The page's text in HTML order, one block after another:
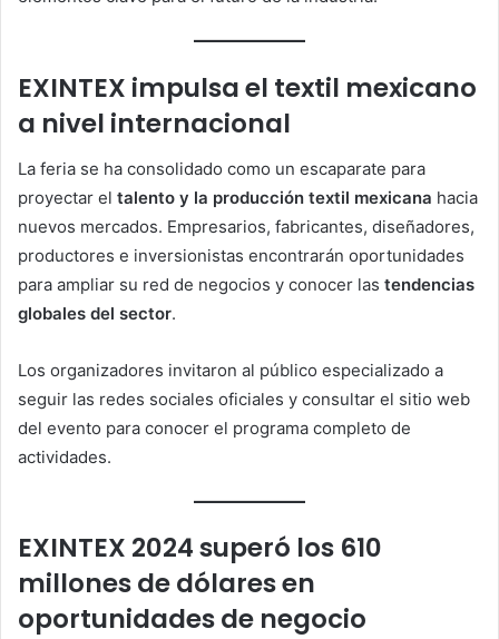
EXINTEX impulsa el textil mexicano
a nivel internacional
La feria se ha consolidado como un escaparate para
proyectar el talento y la producción textil mexicana hacia
nuevos mercados. Empresarios, fabricantes, diseñadores,
productores e inversionistas encontrarán oportunidades
para ampliar su red de negocios y conocer las tendencias
globales del sector.
Los organizadores invitaron al público especializado a
seguir las redes sociales oficiales y consultar el sitio web
del evento para conocer el programa completo de
actividades.
EXINTEX 2024 superó los 610
millones de dólares en
oportunidades de negocio